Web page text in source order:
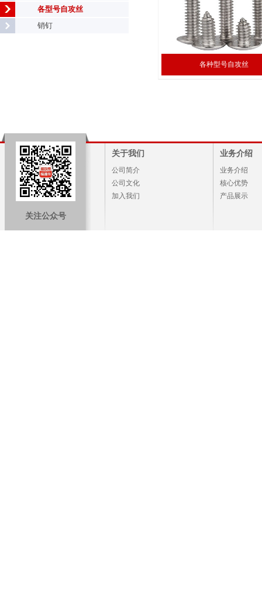
各型号自攻丝
销钉
各种型号自攻丝
关注公众号
关于我们
公司简介
公司文化
加入我们
业务介绍
业务介绍
核心优势
产品展示